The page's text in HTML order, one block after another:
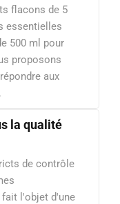
flacons de 5
essentielles
500 ml pour
proposons
aux
la qualité
de contrôle
fait l'objet d'une